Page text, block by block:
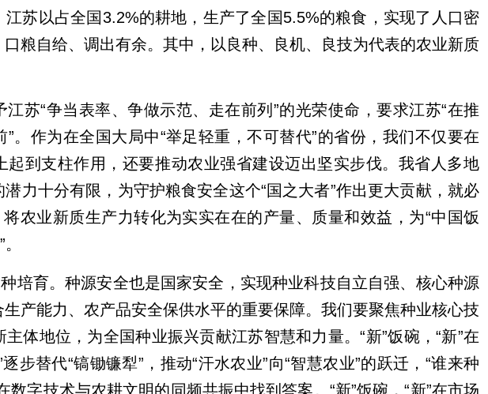
江苏以占全国3.2%的耕地，生产了全国5.5%的粮食，实现了人口密
粮自给、调出有余。其中，以良种、良机、良技为代表的农业新质
江苏“争当表率、争做示范、走在前列”的光荣使命，要求江苏“在推
。作为在全国大局中“举足轻重，不可替代”的省份，我们不仅要在
起到支柱作用，还要推动农业强省建设迈出坚实步伐。我省人多地
力十分有限，为守护粮食安全这个“国之大者”作出更大贡献，就必
将农业新质生产力转化为实实在在的产量、质量和效益，为“中国饭
种培育。种源安全也是国家安全，实现种业科技自立自强、核心种源
产能力、农产品安全保供水平的重要保障。我们要聚焦种业核心技
体地位，为全国种业振兴贡献江苏智慧和力量。“新”饭碗，“新”在
步替代“镐锄镰犁”，推动“汗水农业”向“智慧农业”的跃迁，“谁来种
数字技术与农耕文明的同频共振中找到答案。“新”饭碗，“新”在市场